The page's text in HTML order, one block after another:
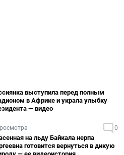
выступила перед полным
в Африке и украла улыбку
— видео
0
на льду Байкала нерпа
готовится вернуться в дикую